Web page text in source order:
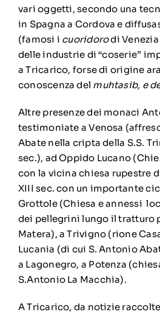
vari oggetti, secondo una
in Spagna a Cordova e
(famosi i cuoridorodi Venezia
delle industrie di “coserie”
a Tricarico, forse di origine
conoscenza del muhtasib, e
Altre presenze dei monaci
testimoniate a Venosa
Abate nella cripta della S.S.
sec.), ad Oppido Lucano
con la vicina chiesa rupestre
XIII sec. con un importante
Grottole (Chiesa e annessi
dei pellegrini lungo il tratturo
Matera), a Trivigno (rione
Lucania (di cui S. Antonio
a Lagonegro, a Potenza
S.Antonio La Macchia).
A Tricarico, da notizie